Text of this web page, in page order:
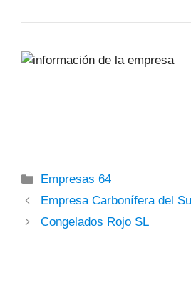
Categorías
Empresas 64
Empresa Carbonífera del
Congelados Rojo SL